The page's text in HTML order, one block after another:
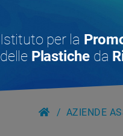
Istituto per la
delle Plastiche da
AZIENDE